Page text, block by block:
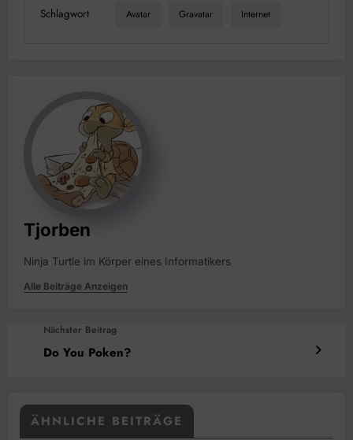
Schlagwort Avatar Gravatar Internet
Tjorben
Ninja Turtle im Körper eines Informatikers
Alle Beiträge Anzeigen
Nächster Beitrag
Do You Poken?
ÄHNLICHE BEITRÄGE